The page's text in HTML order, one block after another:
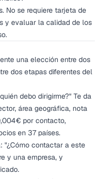
No se requiere tarjeta de
y evaluar la calidad de los
una elección entre dos
dos etapas diferentes del
debo dirigirme?" Te da
área geográfica, nota
por contacto,
en 37 países.
"¿Cómo contactar a este
y una empresa, y